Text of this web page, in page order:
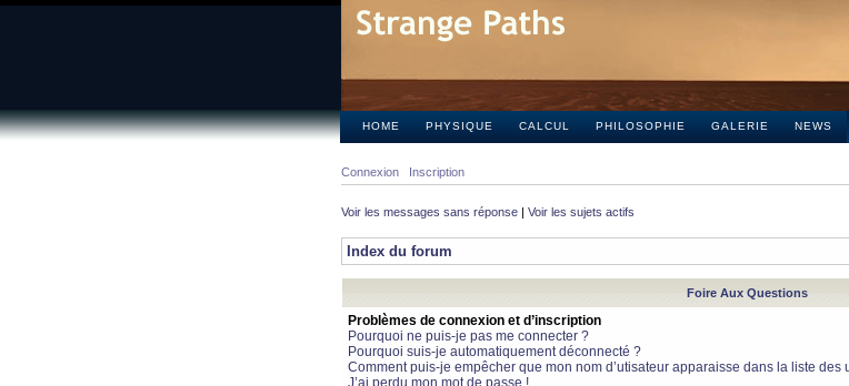
HOME PHYSIQUE CALCUL PHILOSOPHIE GALERIE NEWS
Connexion Inscription
Voir les messages sans réponse | Voir les sujets actifs
Index du forum
Foire Aux Questions
Problèmes de connexion et d’inscription
Pourquoi ne puis-je pas me connecter ?
Pourquoi suis-je automatiquement déconnecté ?
Comment puis-je empêcher que mon nom d’utisateur apparaisse dans la liste des
J’ai perdu mon mot de passe !